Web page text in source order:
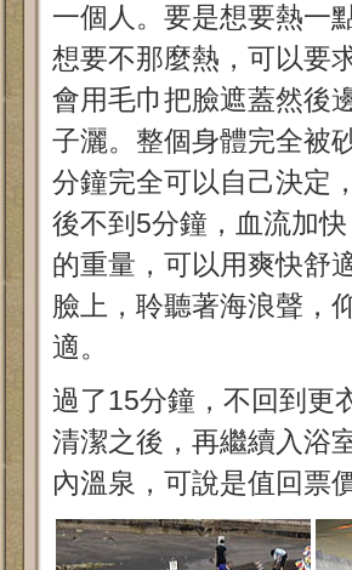
一個人。要是想要熱一
想要不那麼熱，可以要
會用毛巾把臉遮蓋然後
子灑。整個身體完全被
分鐘完全可以自己決定
後不到5分鐘，血流加
的重量，可以用爽快舒
臉上，聆聽著海浪聲，
適。
過了15分鐘，不回到更
清潔之後，再繼續入浴
內溫泉，可說是值回票價